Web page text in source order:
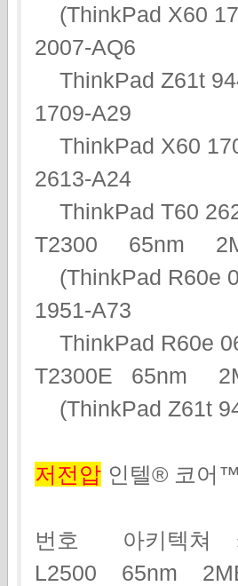
(ThinkPad X60
2007-AQ6
ThinkPad Z61t
1709-A29
ThinkPad X60
2613-A24
ThinkPad T60
T2300 65nm
(ThinkPad R60e
1951-A73
ThinkPad R60e
T2300E 65nm
(ThinkPad Z61t
저전압 인텔® 코어
번호 아키텍
L2500 65nm